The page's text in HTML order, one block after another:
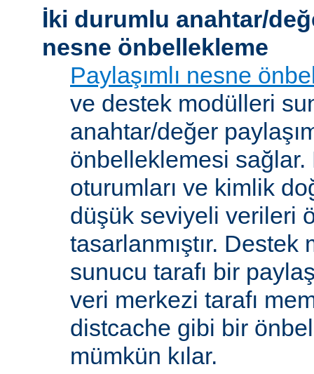
İki durumlu anahtar/
nesne önbellekleme
Paylaşımlı nesne
ve destek modülleri
anahtar/değer
önbelleklemesi
oturumları ve kimlik
düşük seviyeli verileri
tasarlanmıştır.
sunucu tarafı bir
veri merkezi tarafı
distcache gibi bir
mümkün kılar.